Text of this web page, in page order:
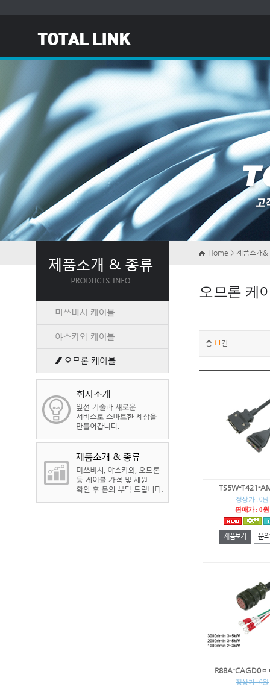
Home > 제품소개
오므론 케
총 11건
TS5W-T421-
정상가 : 0원
판매가 : 0원
제품보기 문
R88A-CAGD0ㅁ
정상가 : 0원